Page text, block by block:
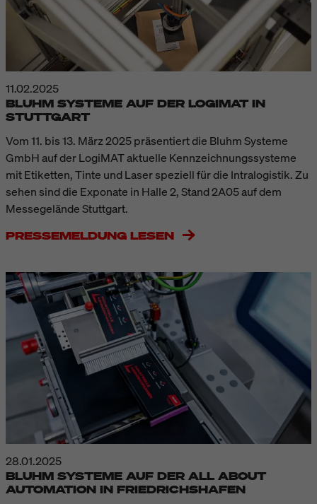
11.02.2025
BLUHM SYSTEME AUF DER LOGIMAT IN
STUTTGART
Vom 11. bis 13. März 2025 präsentiert die Bluhm Systeme
GmbH auf der LogiMAT aktuelle Kennzeichnungssysteme
mit Etiketten, Tinte und Laser speziell für die Intralogistik. Zu
sehen sind die Exponate in Halle 2, Stand 2A05 auf dem
Messegelände Stuttgart.
PRESSEMELDUNG LESEN
28.01.2025
BLUHM SYSTEME AUF DER ALL ABOUT
AUTOMATION IN FRIEDRICHSHAFEN